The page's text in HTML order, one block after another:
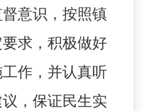
意识，按照镇
求，积极做好
作，并认真听
，保证民生实